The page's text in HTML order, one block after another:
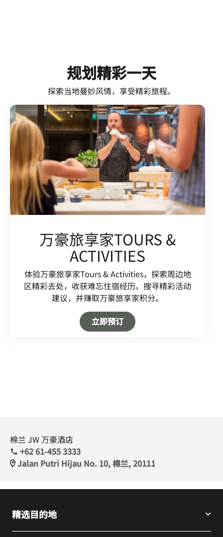
规划精彩一天
探索当地曼妙风情，享受精彩旅程。
万豪旅享家TOURS &
ACTIVITIES
体验万豪旅享家Tours & Activities，探索周边地
区精彩去处，收获难忘住宿经历。搜寻精彩活动
建议，并赚取万豪旅享家积分。
立即预订Open in New Tab
棉兰 JW 万豪酒店
+62 61-455 3333
Jalan Putri Hijau No. 10, 棉兰, 20111
精选目的地